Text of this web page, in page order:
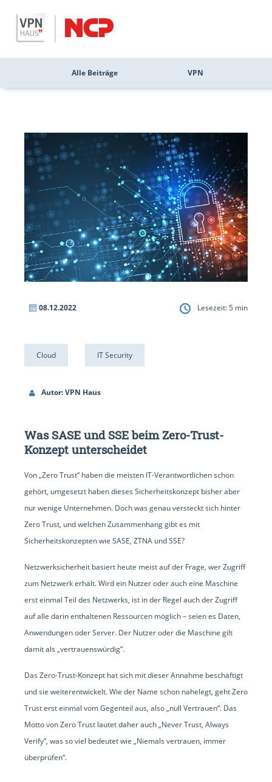
Alle Beiträge VPN
08.12.2022
Cloud IT Security
Lesezeit:5 min
Autor: VPN Haus
Was SASE und SSE beim Zero-Trust-
Konzept unterscheidet
Von „Zero Trust“ haben die meisten IT-Verantwortlichen schon
gehört, umgesetzt haben dieses Sicherheitskonzept bisher aber
nur wenige Unternehmen. Doch was genau versteckt sich hinter
Zero Trust, und welchen Zusammenhang gibt es mit
Sicherheitskonzepten wie SASE, ZTNA und SSE?
Netzwerksicherheit basiert heute meist auf der Frage, wer Zugriff
zum Netzwerk erhält. Wird ein Nutzer oder auch eine Maschine
erst einmal Teil des Netzwerks, ist in der Regel auch der Zugriff
auf alle darin enthaltenen Ressourcen möglich – seien es Daten,
Anwendungen oder Server. Der Nutzer oder die Maschine gilt
damit als „vertrauenswürdig“.
Das Zero-Trust-Konzept hat sich mit dieser Annahme beschäftigt
und sie weiterentwickelt. Wie der Name schon nahelegt, geht Zero
Trust erst einmal vom Gegenteil aus, also „null Vertrauen“. Das
Motto von Zero Trust lautet daher auch „Never Trust, Always
Verify“, was so viel bedeutet wie „Niemals vertrauen, immer
überprüfen“.